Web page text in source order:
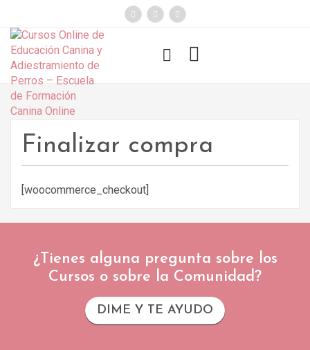
Funny Dogs
Finalizar compra
[woocommerce_checkout]
¿Tienes alguna pregunta sobre los
Cursos o sobre la Comunidad?
DIME Y TE AYUDO